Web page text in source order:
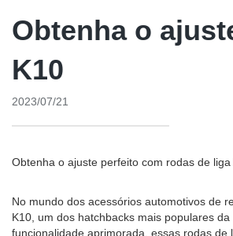
Obtenha o
K10
2023/07/21
Obtenha o ajuste perfeito com rodas de
No mundo dos acessórios automotivos de
K10, um dos hatchbacks mais populares
funcionalidade aprimorada, essas rodas